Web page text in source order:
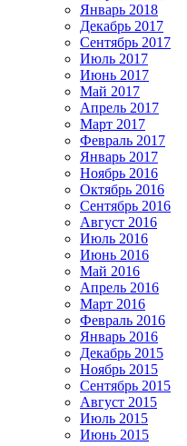
Январь 2018
Декабрь 2017
Сентябрь 2017
Июль 2017
Июнь 2017
Май 2017
Апрель 2017
Март 2017
Февраль 2017
Январь 2017
Ноябрь 2016
Октябрь 2016
Сентябрь 2016
Август 2016
Июль 2016
Июнь 2016
Май 2016
Апрель 2016
Март 2016
Февраль 2016
Январь 2016
Декабрь 2015
Ноябрь 2015
Сентябрь 2015
Август 2015
Июль 2015
Июнь 2015